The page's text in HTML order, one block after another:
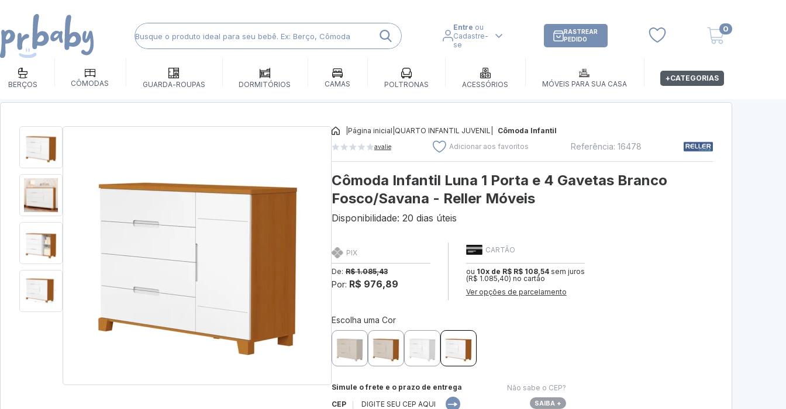
Entre ou
Cadastre-
se
RASTREAR
PEDIDO
0
BERÇOS CÔMODAS GUARDA-ROUPAS DORMITÓRIOS CAMAS POLTRONAS ACESSÓRIOS MÓVEIS PARA SUA CASA
+CATEGORIAS
Página inicial QUARTO INFANTIL JUVENIL Cômoda Infantil
avalie Adicionar aos favoritos Referência: 16478
Cômoda Infantil Luna 1 Porta e 4 Gavetas Branco
Fosco/Savana - Reller Móveis
Disponibilidade: 20 dias úteis
CARTÃO
ou 10x de R$ R$ 108,54sem juros
(R$ 1.085,40) no cartão
Ver opções de parcelamento
PIX
De: R$ 1.085,43
Por: R$ 976,89
Escolha uma Cor
Simule o frete e o prazo de entrega
CEP
Não sabe o CEP?
SAIBA +